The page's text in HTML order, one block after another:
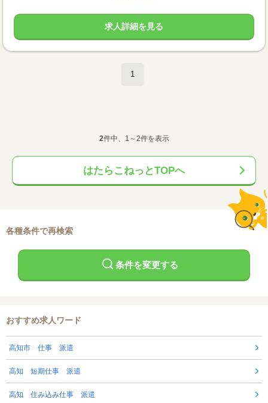
求人詳細を見る
1
2件中、1～2件を表示
はたらこねっとTOPへ
各種条件で再検索
条件を変更する
おすすめ求人ワード
高知市 仕事 派遣
高知 短期仕事 派遣
高知 住み込み仕事 派遣